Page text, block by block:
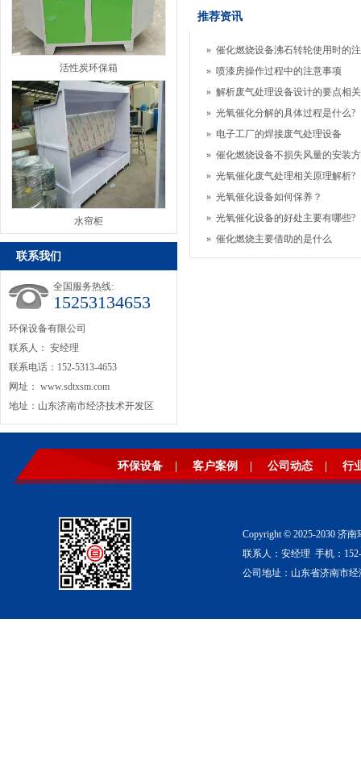
活性炭环保箱
水帘柜
联系我们
全国服务热线:
15253134653
环保设备有限公司
联系人： 安经理
联系电话：152-5313-4653
网址： www.sdtxsm.com
地址：山东济南市经济技术开发区
推荐资讯
» 催化燃烧设备沸石转轮使用时的
» 喷漆房操作过程中的注意事项
» 解析废气处理设备设计的要点相
» 光氧催化分解的具体过程是什么?
» 电子工厂的焊接废气处理设备
» 催化燃烧设备不损失风量的安装
» 光氧催化废气处理相关原理解析?
» 光氧催化设备如何保养？
» 光氧催化设备的好处主要有哪些?
» 催化燃烧主要借助的是什么
环保设备 客户案例 公司动态 行
Copyright © 2025-2030 济
联系人：安经理 手机：
公司地址：山东省济南市